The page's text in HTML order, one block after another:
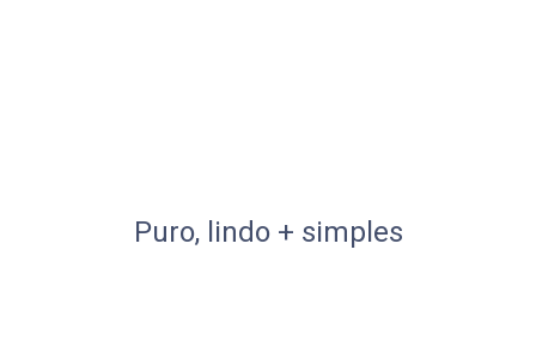
Puro, lindo + simples